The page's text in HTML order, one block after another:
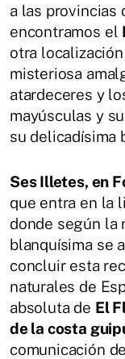
a las provincias
encontramos el
otra
misteriosa
atardeceres y
mayúsculas y
su delicadísima
Ses Illetes, en
que entra en la
donde según la
blanquísima se
concluir esta
naturales de
absoluta de El
de la costa
comunicación